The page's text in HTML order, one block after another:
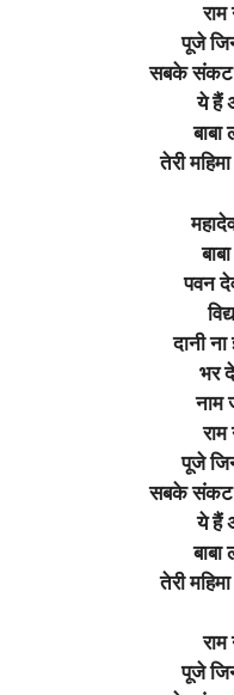
पूजे
सबके संकट
ये हैं
तेरी
पवन
दानी ना
भर
नाम
पूजे
सबके संकट
ये हैं
तेरी
पूजे